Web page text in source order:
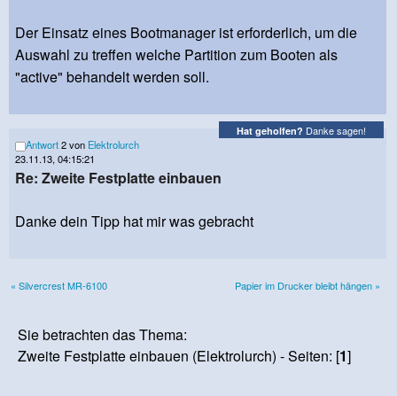
Der Einsatz eines Bootmanager ist erforderlich, um die
Auswahl zu treffen welche Partition zum Booten als
"active" behandelt werden soll.
Hat geholfen? Danke sagen!
Antwort2 von Elektrolurch
23.11.13, 04:15:21
Re: Zweite Festplatte einbauen
Danke dein Tipp hat mir was gebracht
« Silvercrest MR-6100 Papier im Drucker bleibt hängen »
Sie betrachten das Thema:
Zweite Festplatte einbauen (Elektrolurch) - Seiten: [1]